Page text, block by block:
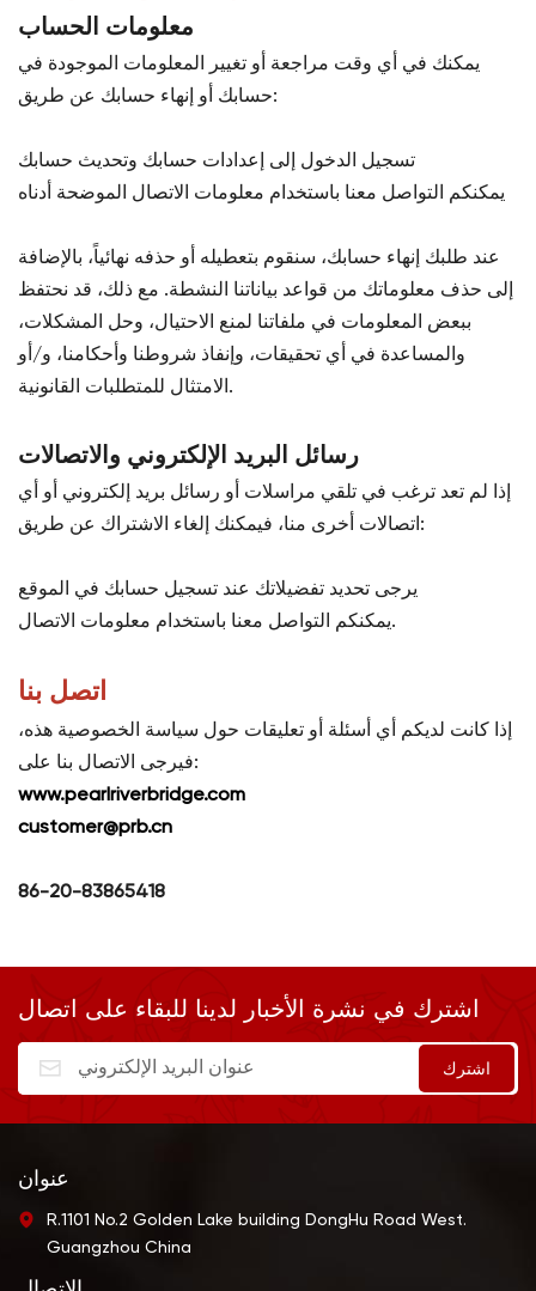
معلومات الحساب
يمكنك في أي وقت مراجعة أو تغيير المعلومات الموجودة في
حسابك أو إنهاء حسابك عن طريق:
تسجيل الدخول إلى إعدادات حسابك وتحديث حسابك
يمكنكم التواصل معنا باستخدام معلومات الاتصال الموضحة أدناه
عند طلبك إنهاء حسابك، سنقوم بتعطيله أو حذفه نهائياً، بالإضافة
إلى حذف معلوماتك من قواعد بياناتنا النشطة. مع ذلك، قد نحتفظ
ببعض المعلومات في ملفاتنا لمنع الاحتيال، وحل المشكلات،
والمساعدة في أي تحقيقات، وإنفاذ شروطنا وأحكامنا، و/أو
الامتثال للمتطلبات القانونية.
رسائل البريد الإلكتروني والاتصالات
إذا لم تعد ترغب في تلقي مراسلات أو رسائل بريد إلكتروني أو أي
اتصالات أخرى منا، فيمكنك إلغاء الاشتراك عن طريق:
يرجى تحديد تفضيلاتك عند تسجيل حسابك في الموقع
يمكنكم التواصل معنا باستخدام معلومات الاتصال.
اتصل بنا
إذا كانت لديكم أي أسئلة أو تعليقات حول سياسة الخصوصية هذه،
فيرجى الاتصال بنا على:
www.pearlriverbridge.com
customer@prb.cn
86-20-83865418
اشترك في نشرة الأخبار لدينا للبقاء على اتصال
عنوان
R.1101 No.2 Golden Lake building DongHu Road West.
Guangzhou China